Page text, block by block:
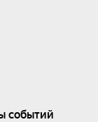
событий